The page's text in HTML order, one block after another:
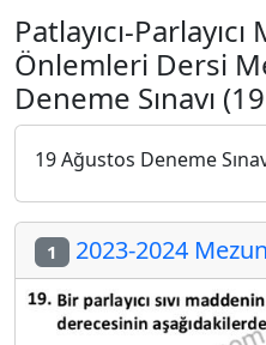
Patlayıcı-
Önlemleri Dersi
Deneme Sınavı
19 Ağustos Deneme
1 2023-2024